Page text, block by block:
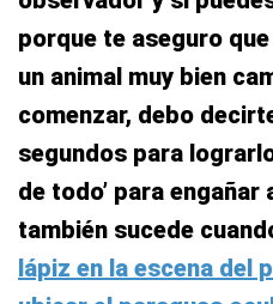
porque te aseguro
un animal muy bien
comenzar, debo
segundos para
de todo’ para
también sucede
lápiz en la escena del